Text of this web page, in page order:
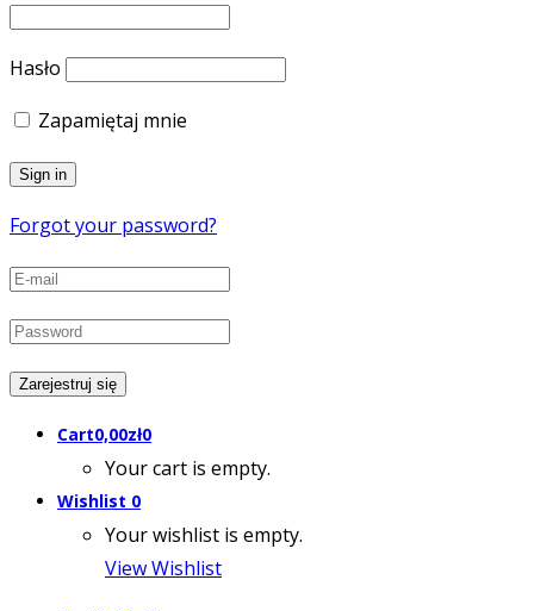
Hasło
Zapamiętaj mnie
Forgot your password?
Cart0,00zł0
Your cart is empty.
Wishlist 0
Your wishlist is empty.
View Wishlist